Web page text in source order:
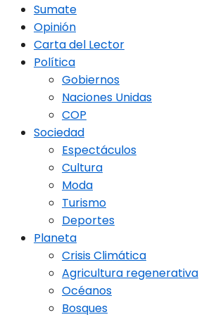
Sumate
Opinión
Carta del Lector
Política
Gobiernos
Naciones Unidas
COP
Sociedad
Espectáculos
Cultura
Moda
Turismo
Deportes
Planeta
Crisis Climática
Agricultura regenerativa
Océanos
Bosques